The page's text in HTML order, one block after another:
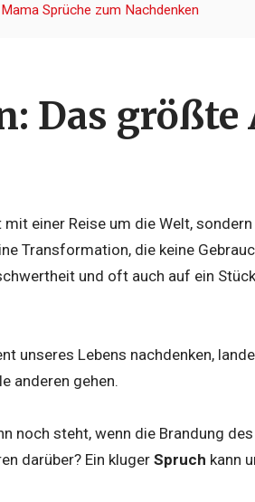
Sprüche zum Nachdenken
Das größte
einer Reise um die Welt,
Transformation, die keine
und oft auch auf ein
unseres Lebens nachdenken,
anderen gehen.
noch steht, wenn die Brandung
darüber? Ein klugerSpruch kann